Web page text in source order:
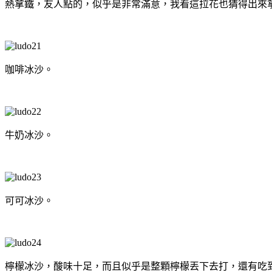
熱拿鐵，友人點的，似乎是非常滿意，我看這拉花也猜得出來
咖啡冰沙。
牛奶冰沙。
可可冰沙。
檸檬冰沙，酸味十足，而且似乎是整顆檸檬丟下去打，還有吃